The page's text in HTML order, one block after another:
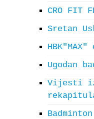
CRO FIT
Sretan
Ugodan
Vijesti iz